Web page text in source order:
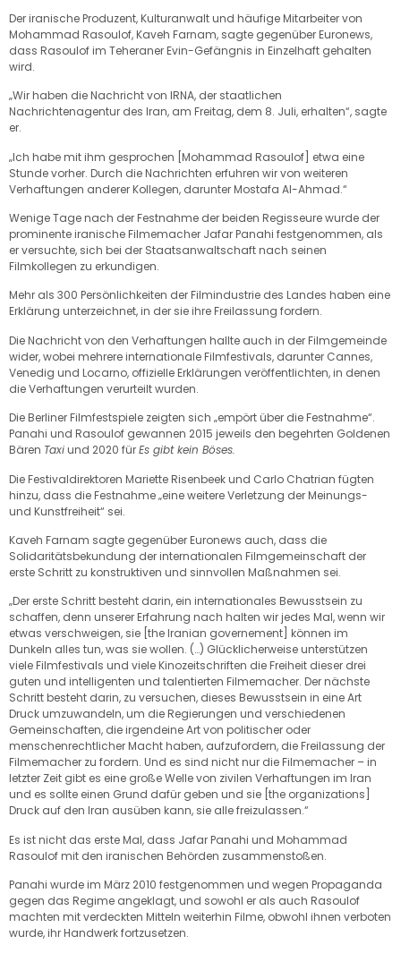
Der iranische Produzent, Kulturanwalt und häufige Mitarbeiter von
Mohammad Rasoulof, Kaveh Farnam, sagte gegenüber Euronews,
dass Rasoulof im Teheraner Evin-Gefängnis in Einzelhaft gehalten
wird.
„Wir haben die Nachricht von IRNA, der staatlichen
Nachrichtenagentur des Iran, am Freitag, dem 8. Juli, erhalten“, sagte
er.
„Ich habe mit ihm gesprochen [Mohammad Rasoulof] etwa eine
Stunde vorher. Durch die Nachrichten erfuhren wir von weiteren
Verhaftungen anderer Kollegen, darunter Mostafa Al-Ahmad.“
Wenige Tage nach der Festnahme der beiden Regisseure wurde der
prominente iranische Filmemacher Jafar Panahi festgenommen, als
er versuchte, sich bei der Staatsanwaltschaft nach seinen
Filmkollegen zu erkundigen.
Mehr als 300 Persönlichkeiten der Filmindustrie des Landes haben eine
Erklärung unterzeichnet, in der sie ihre Freilassung fordern.
Die Nachricht von den Verhaftungen hallte auch in der Filmgemeinde
wider, wobei mehrere internationale Filmfestivals, darunter Cannes,
Venedig und Locarno, offizielle Erklärungen veröffentlichten, in denen
die Verhaftungen verurteilt wurden.
Die Berliner Filmfestspiele zeigten sich „empört über die Festnahme“.
Panahi und Rasoulof gewannen 2015 jeweils den begehrten Goldenen
Bären Taxiund 2020 fürEs gibt kein Böses.
Die Festivaldirektoren Mariette Risenbeek und Carlo Chatrian fügten
hinzu, dass die Festnahme „eine weitere Verletzung der Meinungs-
und Kunstfreiheit“ sei.
Kaveh Farnam sagte gegenüber Euronews auch, dass die
Solidaritätsbekundung der internationalen Filmgemeinschaft der
erste Schritt zu konstruktiven und sinnvollen Maßnahmen sei.
„Der erste Schritt besteht darin, ein internationales Bewusstsein zu
schaffen, denn unserer Erfahrung nach halten wir jedes Mal, wenn wir
etwas verschweigen, sie [the Iranian governement] können im
Dunkeln alles tun, was sie wollen. (…) Glücklicherweise unterstützen
viele Filmfestivals und viele Kinozeitschriften die Freiheit dieser drei
guten und intelligenten und talentierten Filmemacher. Der nächste
Schritt besteht darin, zu versuchen, dieses Bewusstsein in eine Art
Druck umzuwandeln, um die Regierungen und verschiedenen
Gemeinschaften, die irgendeine Art von politischer oder
menschenrechtlicher Macht haben, aufzufordern, die Freilassung der
Filmemacher zu fordern. Und es sind nicht nur die Filmemacher – in
letzter Zeit gibt es eine große Welle von zivilen Verhaftungen im Iran
und es sollte einen Grund dafür geben und sie [the organizations]
Druck auf den Iran ausüben kann, sie alle freizulassen.“
Es ist nicht das erste Mal, dass Jafar Panahi und Mohammad
Rasoulof mit den iranischen Behörden zusammenstoßen.
Panahi wurde im März 2010 festgenommen und wegen Propaganda
gegen das Regime angeklagt, und sowohl er als auch Rasoulof
machten mit verdeckten Mitteln weiterhin Filme, obwohl ihnen verboten
wurde, ihr Handwerk fortzusetzen.